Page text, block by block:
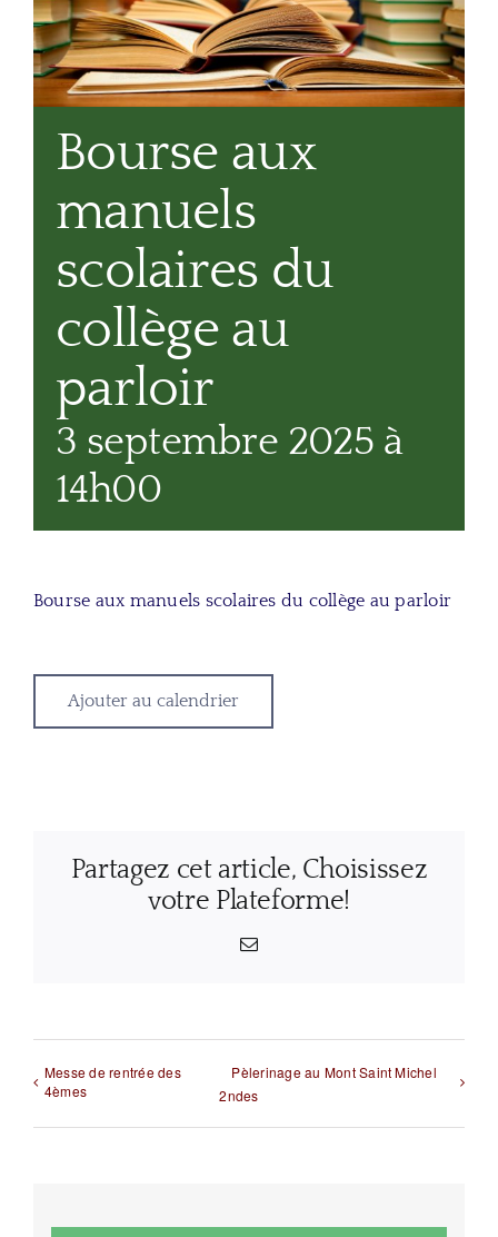
Bourse aux
manuels
scolaires du
collège au
parloir
3 septembre 2025 à
14h00
Bourse aux manuels scolaires du collège au parloir
Ajouter au calendrier
Partagez cet article, Choisissez
votre Plateforme!
Email
Messe de rentrée des
4èmes
Pèlerinage au Mont Saint Michel
2ndes